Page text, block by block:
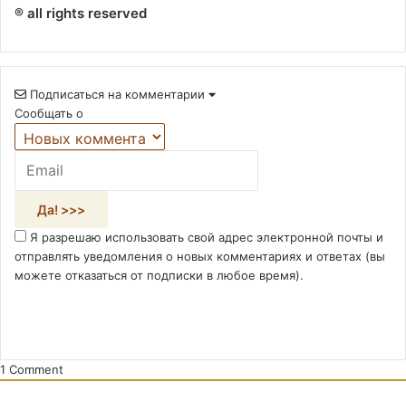
® all rights reserved
Подписаться на комментарии
Сообщать о
Я разрешаю использовать свой адрес электронной почты и
отправлять уведомления о новых комментариях и ответах (вы
можете отказаться от подписки в любое время).
1 Comment